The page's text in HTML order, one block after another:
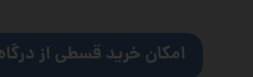
امکان خرید قسطی از